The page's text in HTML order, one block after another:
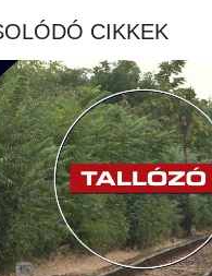
CIKKEK